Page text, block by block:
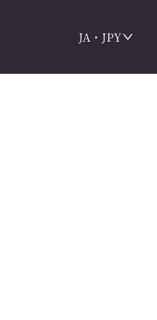
JA・JPY